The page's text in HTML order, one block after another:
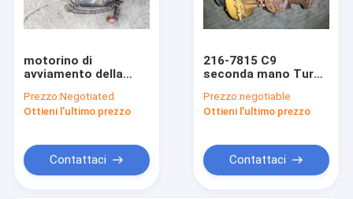
motorino di
avviamento della
28100-E0080 per
l'escavatore SK350-8
Prezzo:Negotiated
Ottieni l'ultimo prezzo
Contattaci
216-7815 C9
seconda mano Turbo
d'acciaio del motore
diesel di
Prezzo:negotiable
Ottieni l'ultimo prezzo
Contattaci